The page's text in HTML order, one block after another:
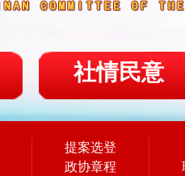
社情民意
提案选登
政协章程